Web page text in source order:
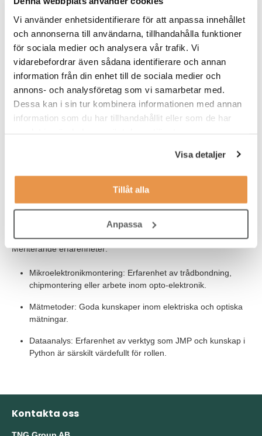
Vi använder enhetsidentifierare för att anpassa innehållet
och annonserna till användarna, tillhandahålla funktioner
för sociala medier och analysera vår trafik. Vi
vidarebefordrar även sådana identifierare och annan
information från din enhet till de sociala medier och
annons- och analysföretag som vi samarbetar med.
Dessa kan i sin tur kombinera informationen med annan
information som du har tillhandahållit eller som de har
Visa detaljer
Tillåt alla
Anpassa
samarbetsförmåga och en stark kommunikationsförmåga på alla
nivåer.
Rollen kräver:
Projektledningsvana: Du har erfarenhet av att leda tekniska
projekt där samarbete mellan olika nivåer i organisationen
IT- och systemvana: Du är van att arbeta med IT-system för
att styra och följa upp produktion och projekt.
Goda kunskaper i svenska och engelska i tal och skrift.
Meriterande erfarenheter:
Mikroelektronikmontering: Erfarenhet av trådbondning,
chipmontering eller arbete inom opto-elektronik.
Mätmetoder: Goda kunskaper inom elektriska och optiska
mätningar.
Dataanalys: Erfarenhet av verktyg som JMP och kunskap i
Python är särskilt värdefullt för rollen.
Kontakta oss